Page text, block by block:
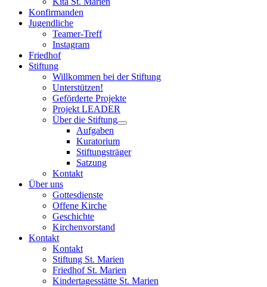
Konfirmanden
Jugendliche
Teamer-Treff
Instagram
Friedhof
Stiftung
Willkommen bei der Stiftung
Unterstützen!
Geförderte Projekte
Projekt LEADER
Über die Stiftung
Aufgaben
Kuratorium
Stiftungsträger
Satzung
Kontakt
Über uns
Gottesdienste
Offene Kirche
Geschichte
Kirchenvorstand
Kontakt
Kontakt
Stiftung St. Marien
Friedhof St. Marien
Kindertagesstätte St. Marien